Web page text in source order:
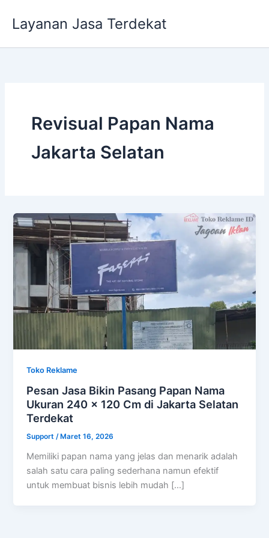
Layanan Jasa Terdekat
Revisual Papan Nama
Jakarta Selatan
Toko Reklame
Pesan Jasa Bikin Pasang Papan Nama
Ukuran 240 x 120 Cm di Jakarta Selatan
Terdekat
Support/ Maret 16, 2026
Memiliki papan nama yang jelas dan menarik adalah
salah satu cara paling sederhana namun efektif
untuk membuat bisnis lebih mudah […]